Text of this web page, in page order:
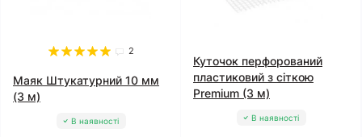
2
Маяк Штукатурний 10 мм
(3 м)
В наявності
Куточок перфорований
пластиковий з сіткою
Premium (3 м)
В наявності